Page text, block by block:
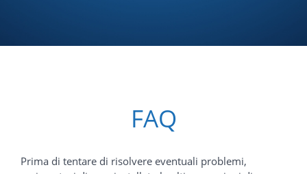
FAQ
Prima di tentare di risolvere eventuali problemi,